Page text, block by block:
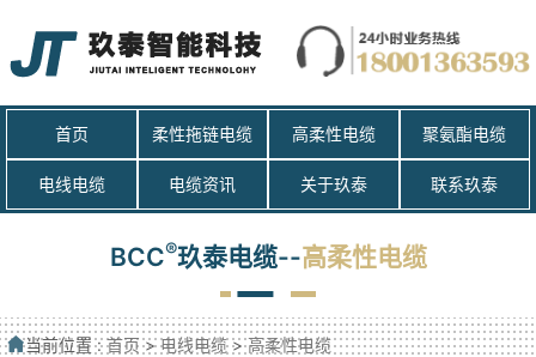
首页 柔性拖链电缆 高柔性电缆 聚氨酯电缆
电线电缆 电缆资讯 关于玖泰 联系玖泰
BCC®玖泰电缆--高柔性电缆
当前位置 :首页>电线电缆>高柔性电缆